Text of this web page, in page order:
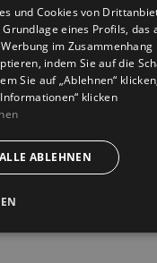
Leben und
und Cookies von
eines Profils, das
im
indem Sie auf die
Sie auf „Ablehnen“
klicken
ALLE ABLEHNEN